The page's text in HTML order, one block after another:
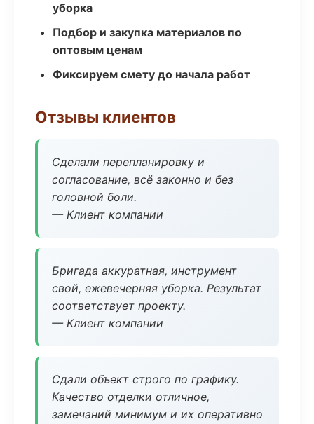
уборка
Подбор и закупка материалов по
оптовым ценам
Фиксируем смету до начала работ
Отзывы клиентов
Сделали перепланировку и
согласование, всё законно и без
головной боли.
— Клиент компании
Бригада аккуратная, инструмент
свой, ежевечерняя уборка. Результат
соответствует проекту.
— Клиент компании
Сдали объект строго по графику.
Качество отделки отличное,
замечаний минимум и их оперативно